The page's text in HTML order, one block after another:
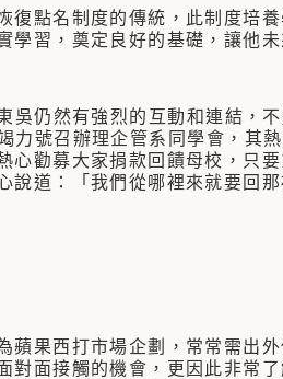
點名制度的傳統，此制度培養
學習，奠定良好的基礎，讓他
仍然有強烈的互動和連結，不
力號召辦理企管系同學會，其
心勸募大家捐款回饋母校，只
說道：「我們從哪裡來就要回
果西打市場企劃，常常需出外
對面接觸的機會，更因此非常